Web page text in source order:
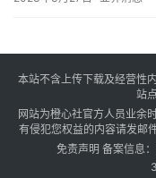
本站不含上传下载及经营性
站
网站为橙心社官方人员业余
有侵犯您权益的内容请发邮
免责声明 备案信息：